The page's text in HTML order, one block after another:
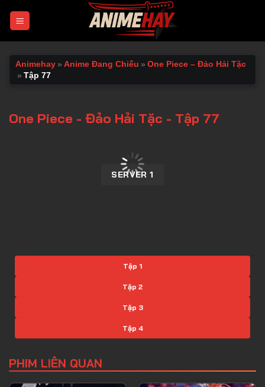
Animehay » Anime Đang Chiếu » One Piece – Đảo Hải Tặc
» Tập 77
One Piece - Đảo Hải Tặc - Tập 77
SERVER 1
Tập 1
Tập 2
Tập 3
Tập 4
Tập 6
PHIM LIÊN QUAN